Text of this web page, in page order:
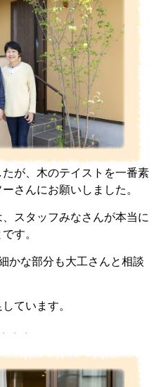
が、木のテイストを一番素
さんにお願いしました。
スタッフみなさんが本当に
す。
かな部分も大工さんと相談
ています。
・・